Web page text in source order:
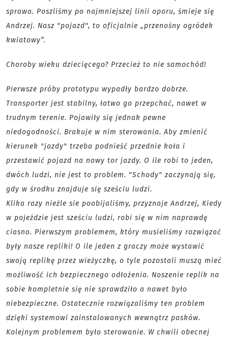
sprawa. Poszliśmy po najmniejszej linii oporu, śmieje się
Andrzej. Nasz "pojazd", to oficjalnie „przenośny ogródek
kwiatowy”.
Choroby wieku dziecięcego? Przecież to nie samochód!
Pierwsze próby prototypu wypadły bardzo dobrze.
Transporter jest stabilny, łatwo go przepchać, nawet w
trudnym terenie. Pojawiły się jednak pewne
niedogodności. Brakuje w nim sterowania. Aby zmienić
kierunek "jazdy" trzeba podnieść przednie koła i
przestawić pojazd na nowy tor jazdy. O ile robi to jeden,
dwóch ludzi, nie jest to problem. "Schody" zaczynają się,
gdy w środku znajduje się sześciu ludzi.
Klika razy nieźle sie poobijaliśmy, przyznaje Andrzej, Kiedy
w pojeździe jest sześciu ludzi, robi się w nim naprawdę
ciasno. Pierwszym problemem, który musieliśmy rozwiązać
były nasze repliki! O ile jeden z graczy może wystawić
swoją replikę przez wieżyczkę, o tyle pozostali muszą mieć
możliwość ich bezpiecznego odłożenia. Noszenie replik na
sobie kompletnie się nie sprawdziło a nawet było
niebezpieczne. Ostatecznie rozwiązaliśmy ten problem
dzięki systemowi zainstalowanych wewnątrz pasków.
Kolejnym problemem było sterowanie. W chwili obecnej